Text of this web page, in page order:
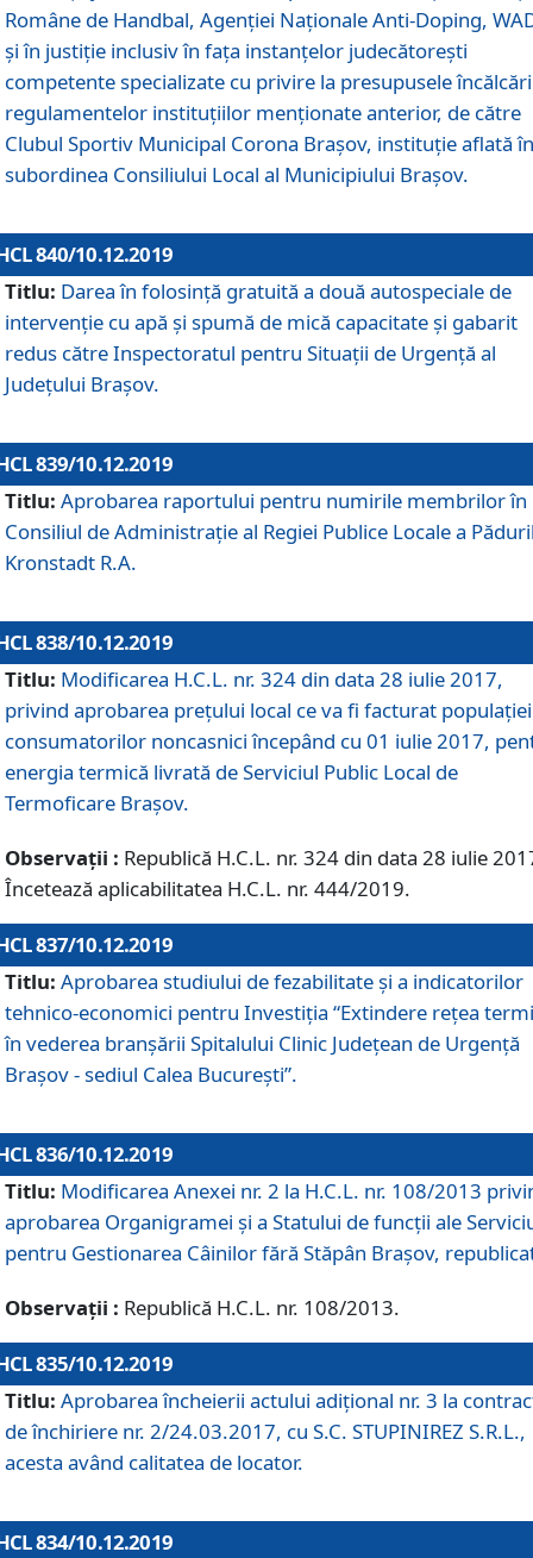
Române de Handbal, Agenției Naționale Anti-Doping,
și în justiție inclusiv în fața instanțelor judecătorești
competente specializate cu privire la presupusele
regulamentelor instituțiilor menționate anterior, de către
Clubul Sportiv Municipal Corona Braşov, instituție aflată în
subordinea Consiliului Local al Municipiului Brașov.
840/10.12.2019
Titlu: Darea în folosință gratuită a două autospeciale de
intervenție cu apă și spumă de mică capacitate și gabarit
redus către Inspectoratul pentru Situaţii de Urgenţă al
Judeţului Brașov.
839/10.12.2019
Titlu: Aprobarea raportului pentru numirile membrilor în
Consiliul de Administraţie al Regiei Publice Locale a
Kronstadt R.A.
838/10.12.2019
Titlu: Modificarea H.C.L. nr. 324 din data 28 iulie 2017,
privind aprobarea preţului local ce va fi facturat
consumatorilor noncasnici începând cu 01 iulie 2017,
energia termică livrată de Serviciul Public Local de
Termoficare Braşov.
Observații : Republică H.C.L. nr. 324 din data 28 iulie
Încetează aplicabilitatea H.C.L. nr. 444/2019.
837/10.12.2019
Titlu: Aprobarea studiului de fezabilitate și a indicatorilor
tehnico-economici pentru Investiția “Extindere rețea
în vederea branșării Spitalului Clinic Județean de Urgență
Brașov - sediul Calea București”.
836/10.12.2019
Titlu: Modificarea Anexei nr. 2 la H.C.L. nr. 108/2013
aprobarea Organigramei şi a Statului de funcții ale
pentru Gestionarea Câinilor fără Stăpân Brașov,
Observații : Republică H.C.L. nr. 108/2013.
835/10.12.2019
Titlu: Aprobarea încheierii actului adițional nr. 3 la
de închiriere nr. 2/24.03.2017, cu S.C. STUPINIREZ S.R.L.,
acesta având calitatea de locator.
834/10.12.2019